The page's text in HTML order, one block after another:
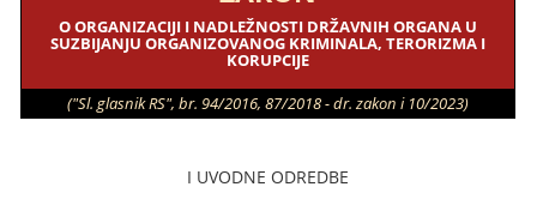
O ORGANIZACIJI I NADLEŽNOSTI DRŽAVNIH ORGANA U
SUZBIJANJU ORGANIZOVANOG KRIMINALA, TERORIZMA I
KORUPCIJE
("Sl. glasnik RS", br. 94/2016, 87/2018 - dr. zakon i 10/2023)
I UVODNE ODREDBE